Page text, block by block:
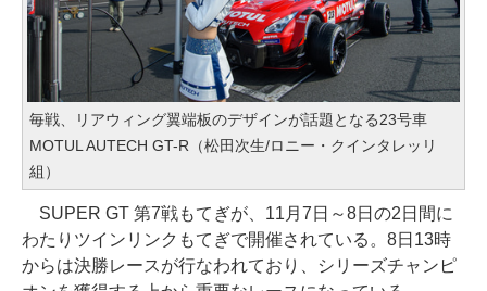
毎戦、リアウィング翼端板のデザインが話題となる23号車
MOTUL AUTECH GT-R（松田次生/ロニー・クインタレッリ
組）
SUPER GT 第7戦もてぎが、11月7日～8日の2日間に
わたりツインリンクもてぎで開催されている。8日13時
からは決勝レースが行なわれており、シリーズチャンピ